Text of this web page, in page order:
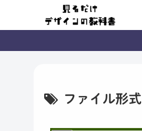
ファイル形式